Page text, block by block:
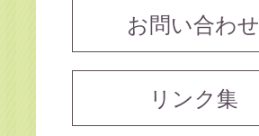
お問い合わせ
リンク集